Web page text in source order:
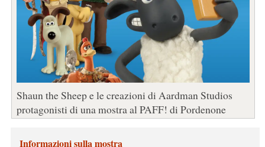
Shaun the Sheep e le creazioni di Aardman Studios
protagonisti di una mostra al PAFF! di Pordenone
Informazioni sulla mostra